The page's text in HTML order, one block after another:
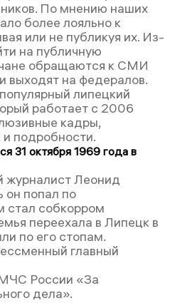
По мнению наших
более лояльно к
или не публикуя их. Из-
на публичную
обращаются к СМИ
выходят на федералов.
липецкий
работает с 2006
кадры,
подробности.
31 октября 1969 года в
журналист Леонид
он попал по
стал собкорром
переехала в Липецк в
по его стопам.
главный
России «За
дела».